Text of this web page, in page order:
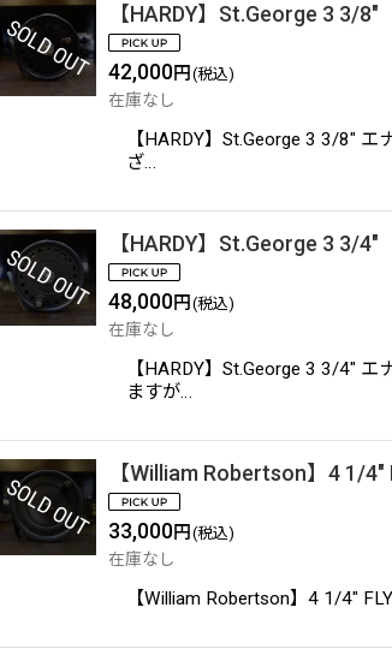
【HARDY】St.George 3 3/8"
42,000円 (税込)
在庫なし
【HARDY】St.George 3 3/8"
ざ…
【HARDY】St.George 3 3/4"
48,000円 (税込)
在庫なし
【HARDY】St.George 3 3/4"
ますが…
【William Robertson】4 1/4"
33,000円 (税込)
在庫なし
【William Robertson】4 1/4"